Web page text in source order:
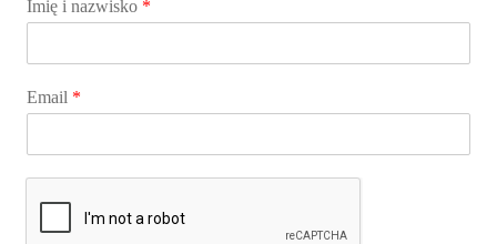
Imię i nazwisko *
Email *